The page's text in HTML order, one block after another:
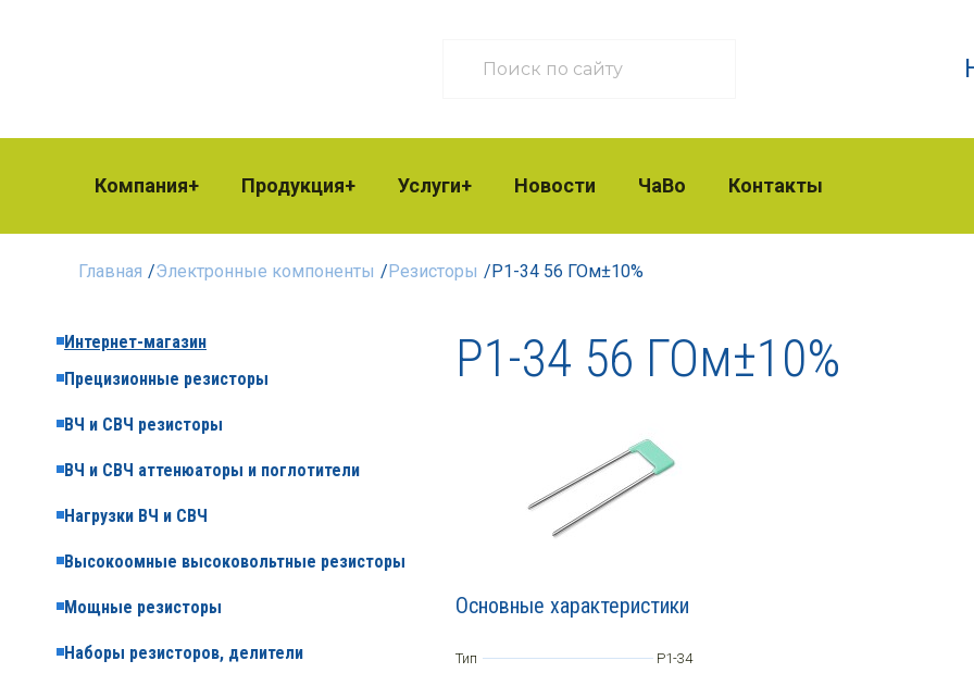
Компания Продукция Услуги Новости ЧаВо Контакты
Главная /Электронные компоненты /Резисторы /Р1-34 56 ГОм±10%
Интернет-магазин
Прецизионные резисторы
ВЧ и СВЧ резисторы
ВЧ и СВЧ аттенюаторы и поглотители
Нагрузки ВЧ и СВЧ
Высокоомные высоковольтные резисторы
Мощные резисторы
Наборы резисторов, делители
Р1-34 56 ГОм±10%
Основные характеристики
Тип
Р1-34